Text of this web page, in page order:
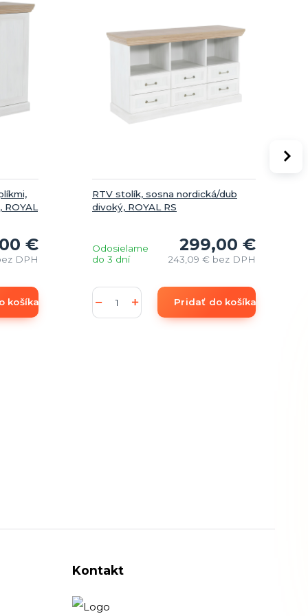
ROYAL
€
DPH
košíka
RTV stolík, sosna nordická/dub
divoký, ROYAL RS
299,00 €
243,09 € bez DPH
Odosielame
do 3 dní
Pridať do košíka
Kontakt